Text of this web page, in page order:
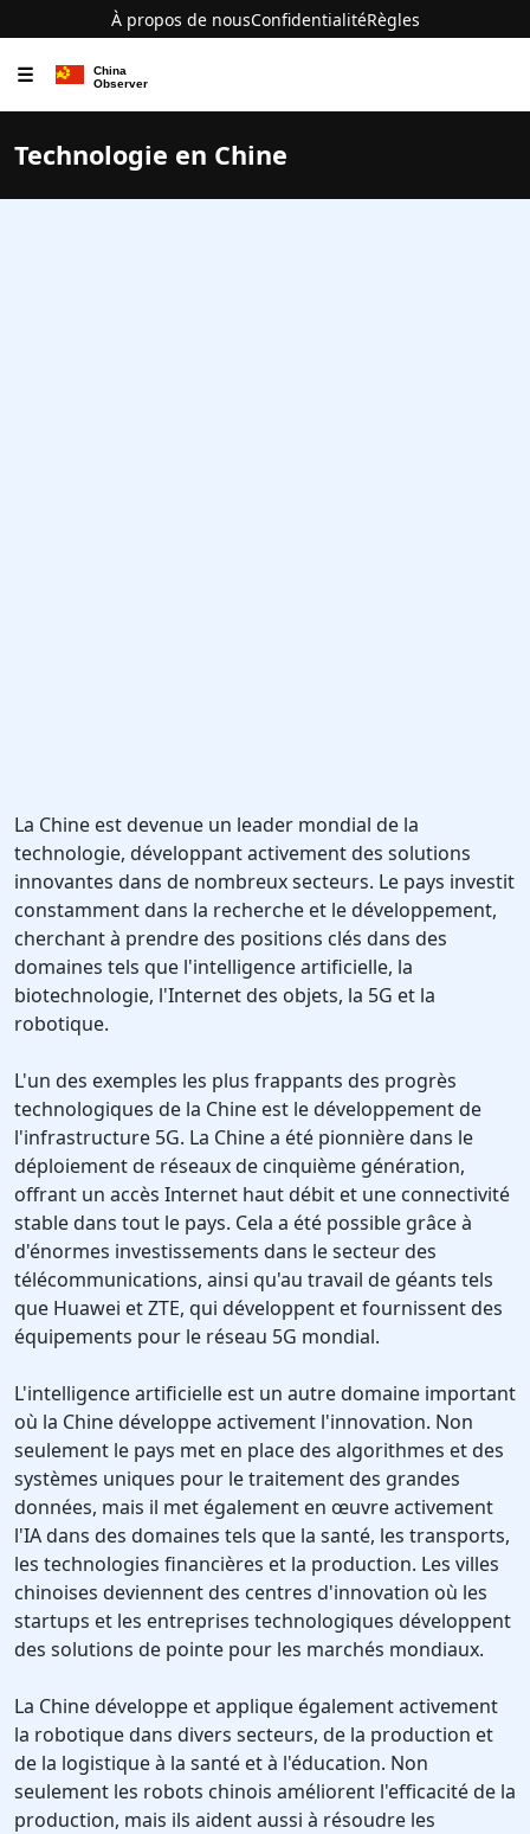
À propos de nousConfidentialitéRègles
☰
Technologie en Chine
La Chine est devenue un leader mondial de la
technologie, développant activement des solutions
innovantes dans de nombreux secteurs. Le pays investit
constamment dans la recherche et le développement,
cherchant à prendre des positions clés dans des
domaines tels que l'intelligence artificielle, la
biotechnologie, l'Internet des objets, la 5G et la
robotique.
L'un des exemples les plus frappants des progrès
technologiques de la Chine est le développement de
l'infrastructure 5G. La Chine a été pionnière dans le
déploiement de réseaux de cinquième génération,
offrant un accès Internet haut débit et une connectivité
stable dans tout le pays. Cela a été possible grâce à
d'énormes investissements dans le secteur des
télécommunications, ainsi qu'au travail de géants tels
que Huawei et ZTE, qui développent et fournissent des
équipements pour le réseau 5G mondial.
L'intelligence artificielle est un autre domaine important
où la Chine développe activement l'innovation. Non
seulement le pays met en place des algorithmes et des
systèmes uniques pour le traitement des grandes
données, mais il met également en œuvre activement
l'IA dans des domaines tels que la santé, les transports,
les technologies financières et la production. Les villes
chinoises deviennent des centres d'innovation où les
startups et les entreprises technologiques développent
des solutions de pointe pour les marchés mondiaux.
La Chine développe et applique également activement
la robotique dans divers secteurs, de la production et
de la logistique à la santé et à l'éducation. Non
seulement les robots chinois améliorent l'efficacité de la
production, mais ils aident aussi à résoudre les